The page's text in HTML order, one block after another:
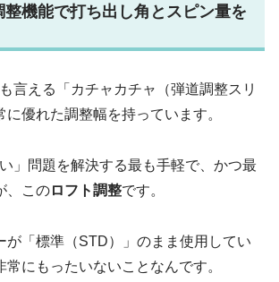
整機能で打ち出し角とスピン量を
言える「カチャカチャ（弾道調整スリ
に優れた調整幅を持っています。
」問題を解決する最も手軽で、かつ最
、このロフト調整です。
が「標準（STD）」のまま使用してい
常にもったいないことなんです。